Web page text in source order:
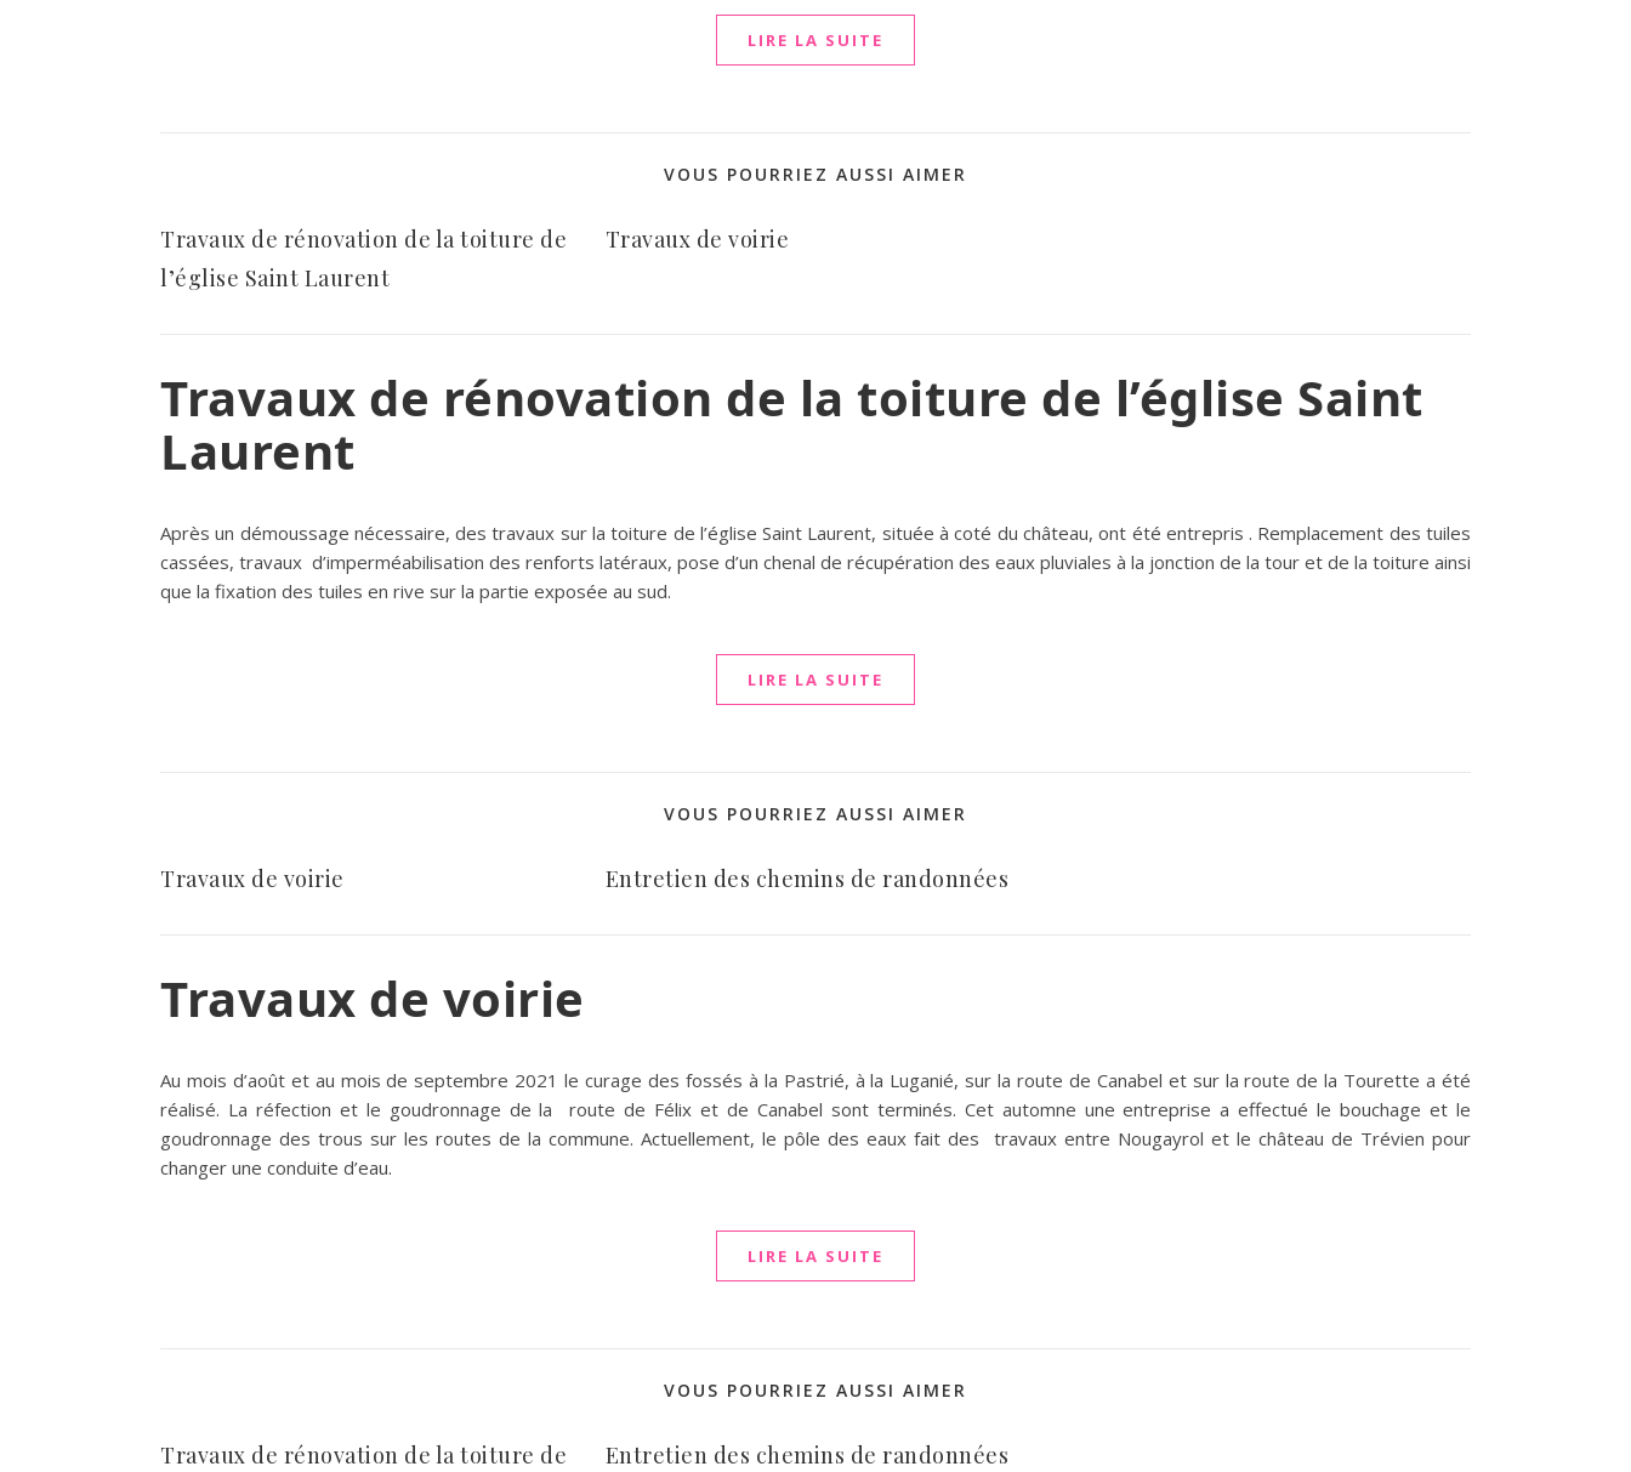
LIRE LA SUITE
VOUS POURRIEZ AUSSI AIMER
Travaux de rénovation de la toiture de
l’église Saint Laurent
Travaux de voirie
Travaux de rénovation de la toiture de l’église Saint
Laurent
Après un démoussage nécessaire, des travaux sur la toiture de l’église Saint Laurent, située à coté du château, ont été entrepris . Remplacement des tuiles
cassées, travaux d’imperméabilisation des renforts latéraux, pose d’un chenal de récupération des eaux pluviales à la jonction de la tour et de la toiture ainsi
que la fixation des tuiles en rive sur la partie exposée au sud.
LIRE LA SUITE
VOUS POURRIEZ AUSSI AIMER
Travaux de voirie Entretien des chemins de randonnées
Travaux de voirie
Au mois d’août et au mois de septembre 2021 le curage des fossés à la Pastrié, à la Luganié, sur la route de Canabel et sur la route de la Tourette a été
réalisé. La réfection et le goudronnage de la route de Félix et de Canabel sont terminés. Cet automne une entreprise a effectué le bouchage et le
goudronnage des trous sur les routes de la commune. Actuellement, le pôle des eaux fait des travaux entre Nougayrol et le château de Trévien pour
changer une conduite d’eau.
LIRE LA SUITE
VOUS POURRIEZ AUSSI AIMER
Travaux de rénovation de la toiture de Entretien des chemins de randonnées